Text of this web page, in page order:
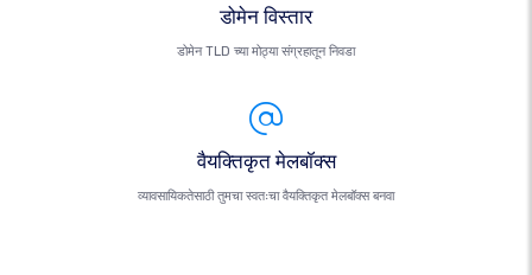
डोमेन विस्तार
डोमेन TLD च्या मोठ्या संग्रहातून निवडा
वैयक्तिकृत मेलबॉक्स
व्यावसायिकतेसाठी तुमचा स्वतःचा वैयक्तिकृत मेलबॉक्स बनवा